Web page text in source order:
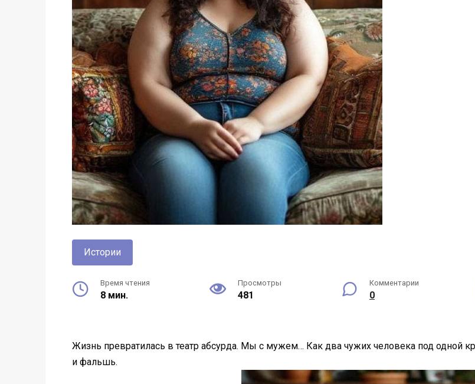
Истории
Время чтения
8 мин.
Просмотры
481
Комментарии
0
Жизнь превратилась в театр абсурда. Мы с мужем… Как два чужих человека под одной
и фальшь.